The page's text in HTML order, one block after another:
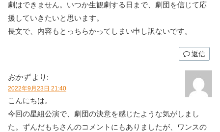
劇はできません。いつか生観劇する日まで、劇団を信じて応
援していきたいと思います。
長文で、内容もとっちらかってしまい申し訳ないです。
返信
おかず より:
2022年9月23日 21:40
こんにちは。
今回の星組公演で、劇団の決意を感じたような気がしまし
た。ずんだもちさんのコメントにもありましたが、ワンスの